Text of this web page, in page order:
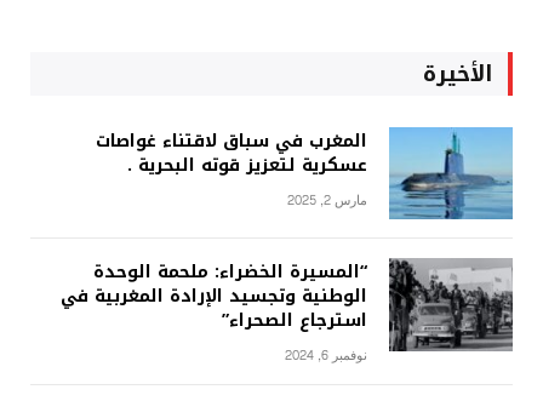
الأخيرة
المغرب في سباق لاقتناء غواصات
عسكرية لتعزيز قوته البحرية .
مارس 2, 2025
“المسيرة الخضراء: ملحمة الوحدة
الوطنية وتجسيد الإرادة المغربية في
استرجاع الصحراء”
نوفمبر 6, 2024